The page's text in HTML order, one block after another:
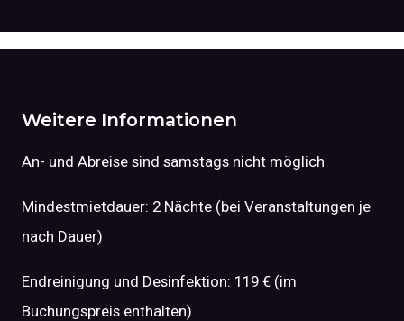
Weitere Informationen
An- und Abreise sind samstags nicht möglich
Mindestmietdauer: 2 Nächte (bei Veranstaltungen je
nach Dauer)
Endreinigung und Desinfektion: 119 € (im
Buchungspreis enthalten)